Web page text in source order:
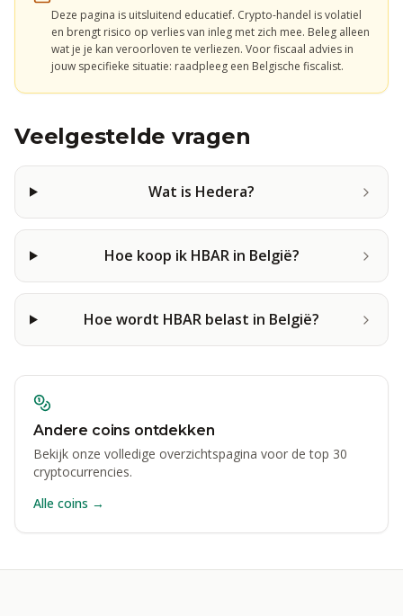
Deze pagina is uitsluitend educatief. Crypto-handel is volatiel
en brengt risico op verlies van inleg met zich mee. Beleg alleen
wat je je kan veroorloven te verliezen. Voor fiscaal advies in
jouw specifieke situatie: raadpleeg een Belgische fiscalist.
Veelgestelde vragen
Wat is Hedera?
Hoe koop ik HBAR in België?
Hoe wordt HBAR belast in België?
Andere coins ontdekken
Bekijk onze volledige overzichtspagina voor de top 30
cryptocurrencies.
Alle coins →